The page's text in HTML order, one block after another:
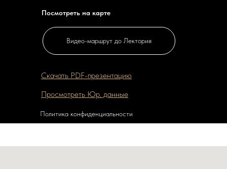
Скачать PDF-презентацию
Просмотреть Юр. данные
Политика конфиденциальности
Посмотреть на карте
Видео-маршрут до Лектория